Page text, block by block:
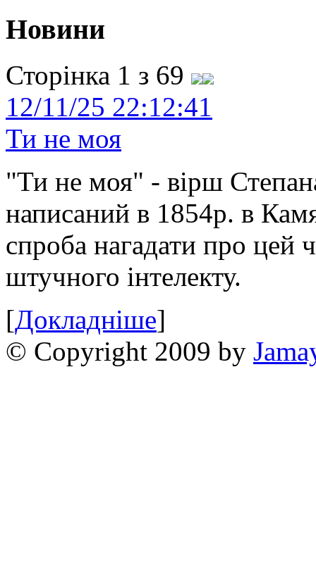
Новини
Сторінка 1 з 69
12/11/25 22:12:41
Ти не моя
"Ти не моя" - вірш
написаний в 1854р. в
спроба нагадати про цей
штучного інтелекту.
[Докладніше]
© Copyright 2009 by